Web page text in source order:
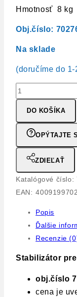
Hmotnosť 8 kg
Obj.číslo:
Na sklade
(doručíme do
množstvo
Stabilizátor
lešenie
KRAUSE
DO KOŠÍKA
OPÝTAJTE
ZDIEĽAŤ
Katalógové číslo:
EAN:
Popis
Ďalšie
Recenzie
Stabilizátor
obj.číslo
cena je